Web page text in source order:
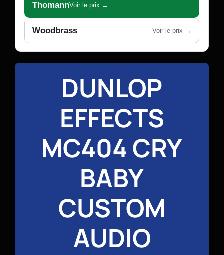
ThomannVoir le prix →
Woodbrass Voir le prix →
DUNLOP
EFFECTS
MC404 CRY
BABY
CUSTOM
AUDIO